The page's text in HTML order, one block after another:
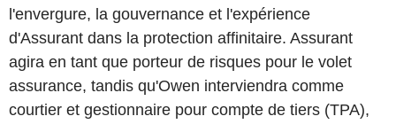
l'envergure, la gouvernance et l'expérience
d'Assurant dans la protection affinitaire. Assurant
agira en tant que porteur de risques pour le volet
assurance, tandis qu'Owen interviendra comme
courtier et gestionnaire pour compte de tiers (TPA),